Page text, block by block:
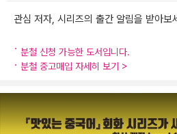
관심 저자, 시리즈의 출간 알림을 받아보
분철 신청 가능한 도서입니다.
분철 중고매입 자세히 보기 >